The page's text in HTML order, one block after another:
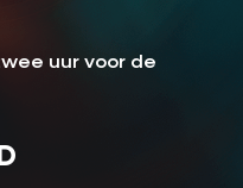
uur voor de